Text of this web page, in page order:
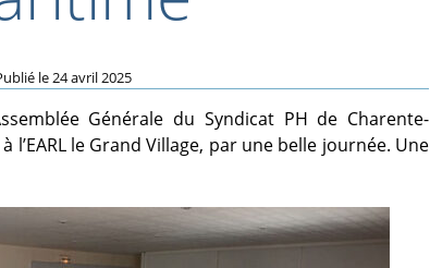
le24 avril 2025
Générale du Syndicat PH de Charente-
l’EARL le Grand Village, par une belle journée. Une